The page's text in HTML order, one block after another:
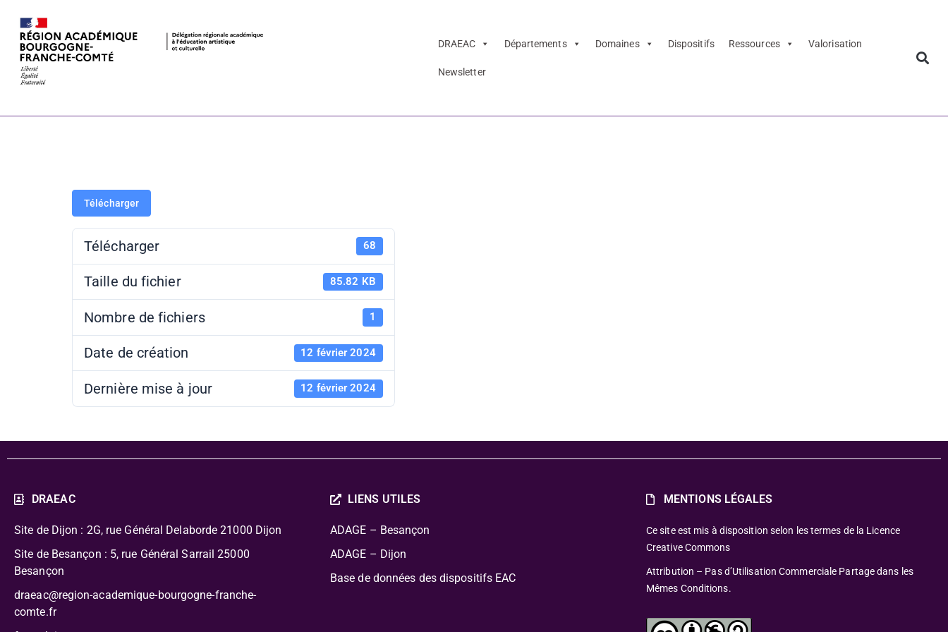
DRAEAC Départements Domaines Dispositifs Ressources Valorisation
Newsletter
Pass Culture – Annuaire acteurs culturels –
Télécharger
Télécharger 68
Taille du fichier 85.82 KB
Nombre de fichiers 1
Date de création 12 février 2024
Dernière mise à jour 12 février 2024
DRAEAC
Site de Dijon : 2G, rue Général Delaborde 21000 Dijon
Site de Besançon : 5, rue Général Sarrail 25000
Besançon
draeac@region-academique-bourgogne-franche-
comte.fr
LIENS UTILES
ADAGE – Besançon
ADAGE – Dijon
Base de données des dispositifs EAC
MENTIONS LÉGALES
Ce site est mis à disposition selon les termes de la Licence
Creative Commons
Attribution – Pas d’Utilisation Commerciale Partage dans les
Mêmes Conditions.